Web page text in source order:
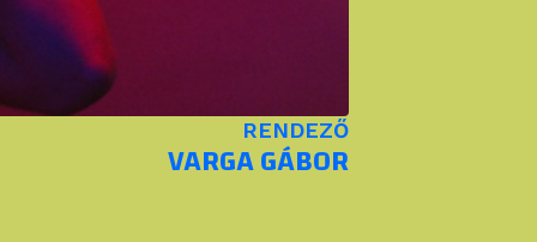
RENDEZŐ
VARGA GÁBOR